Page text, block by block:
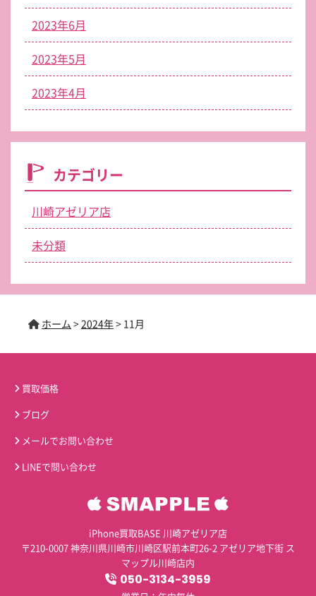
2023年6月
2023年5月
2023年4月
カテゴリー
川崎アゼリア店
未分類
ホーム >2024年> 11月
買取価格
ブログ
メールでお問い合わせ
LINEで問い合わせ
iPhone買取BASE 川崎アゼリア店
〒210-0007 神奈川県川崎市川崎区駅前本町26-2 アゼリア地下街 ス
マップル川崎店内
050-3134-3959